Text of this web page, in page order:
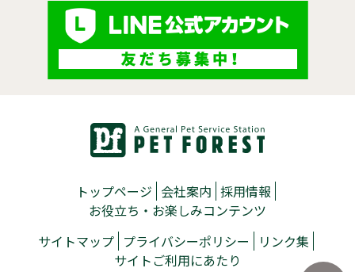
トップページ 会社案内 採用情報
お役立ち・お楽しみコンテンツ
サイトマップ プライバシーポリシー
リンク集
サイトご利用にあたり